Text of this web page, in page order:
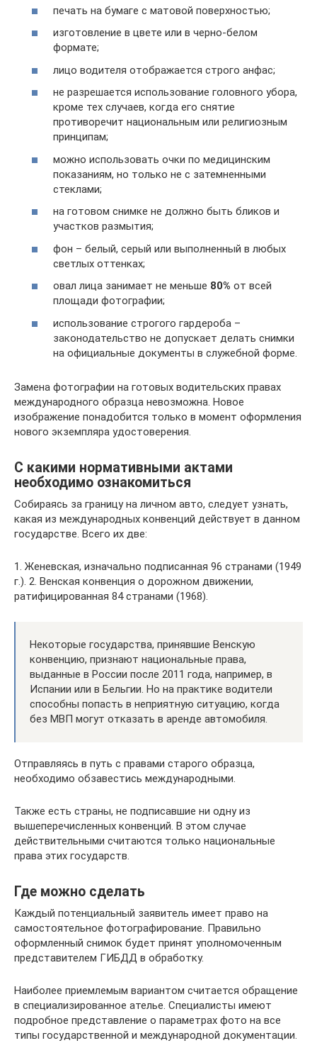
печать на бумаге с матовой поверхностью;
изготовление в цвете или в черно-белом
формате;
лицо водителя отображается строго анфас;
не разрешается использование головного убора,
кроме тех случаев, когда его снятие
противоречит национальным или религиозным
принципам;
можно использовать очки по медицинским
показаниям, но только не с затемненными
стеклами;
на готовом снимке не должно быть бликов и
участков размытия;
фон – белый, серый или выполненный в любых
светлых оттенках;
овал лица занимает не меньше 80% от всей
площади фотографии;
использование строгого гардероба –
законодательство не допускает делать снимки
на официальные документы в служебной форме.
Замена фотографии на готовых водительских правах
международного образца невозможна. Новое
изображение понадобится только в момент оформления
нового экземпляра удостоверения.
С какими нормативными актами
необходимо ознакомиться
Собираясь за границу на личном авто, следует узнать,
какая из международных конвенций действует в данном
государстве. Всего их две:
1. Женевская, изначально подписанная 96 странами (1949
г.). 2. Венская конвенция о дорожном движении,
ратифицированная 84 странами (1968).
Некоторые государства, принявшие Венскую
конвенцию, признают национальные права,
выданные в России после 2011 года, например, в
Испании или в Бельгии. Но на практике водители
способны попасть в неприятную ситуацию, когда
без МВП могут отказать в аренде автомобиля.
Отправляясь в путь с правами старого образца,
необходимо обзавестись международными.
Также есть страны, не подписавшие ни одну из
вышеперечисленных конвенций. В этом случае
действительными считаются только национальные
права этих государств.
Где можно сделать
Каждый потенциальный заявитель имеет право на
самостоятельное фотографирование. Правильно
оформленный снимок будет принят уполномоченным
представителем ГИБДД в обработку.
Наиболее приемлемым вариантом считается обращение
в специализированное ателье. Специалисты имеют
подробное представление о параметрах фото на все
типы государственной и международной документации.